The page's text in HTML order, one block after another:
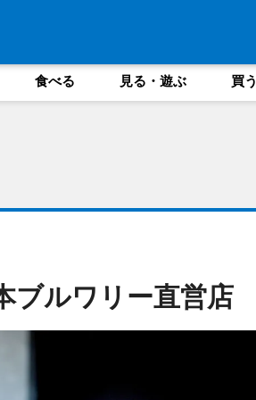
食べる 見る・遊ぶ 買う
ブルワリー直営店